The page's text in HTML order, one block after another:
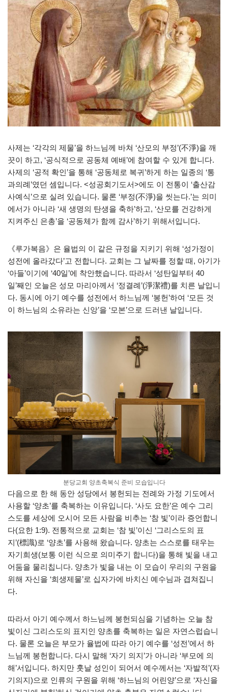
사제는 ‘각각의 제물’을 하느님께 바쳐 ‘산모의 부정’(不淨)을 깨
끗이 하고, ‘공식적으로 공동체 예배’에 참여할 수 있게 합니다.
사제의 ‘공적 확인’을 통해 ‘공동체로 복귀’하게 하는 일종의 ‘통
과의례’였던 셈입니다. <성공회기도서>에도 이 전통이 ‘출산감
사예식’으로 실려 있습니다. 물론 ‘부정(不淨)을 씻는다.’는 의미
에서가 아니라 ‘새 생명의 탄생을 축하’하고, ‘산모를 건강하게
지켜주신 은총’을 ‘공동체가 함께 감사’하기 위해서입니다.
《루가복음》은 율법의 이 같은 규정을 지키기 위해 ‘성가정이
성전에 올라갔다’고 전합니다. 교회는 그 날짜를 정할 때, 아기가
‘아들’이기에 ‘40일’에 착안했습니다. 따라서 ‘성탄일부터 40
일’째인 오늘은 성모 마리아께서 ‘정결례’(淨潔禮)를 치른 날입니
다. 동시에 아기 예수를 성전에서 하느님께 ‘봉헌’하여 ‘모든 것
이 하느님의 소유라는 신앙’을 ‘모본’으로 드러낸 날입니다.
분당교회 양초축복식 준비 모습입니다
다음으로 한 해 동안 성당에서 봉헌되는 전례와 가정 기도에서
사용할 ‘양초’를 축복하는 이유입니다. ‘사도 요한’은 예수 그리
스도를 세상에 오시어 모든 사람을 비추는 ‘참 빛’이라 증언합니
다(요한 1:9). 전통적으로 교회는 ‘참 빛’이신 ‘그리스도의 표
지’(標識)로 ‘양초’를 사용해 왔습니다. 양초는 스스로를 태우는
자기희생(보통 이런 식으로 의미주기 합니다)을 통해 빛을 내고
어둠을 물리칩니다. 양초가 빛을 내는 이 모습이 우리의 구원을
위해 자신을 ‘희생제물’로 십자가에 바치신 예수님과 겹쳐집니
다.
따라서 아기 예수께서 하느님께 봉헌되심을 기념하는 오늘 참
빛이신 그리스도의 표지인 양초를 축복하는 일은 자연스럽습니
다. 물론 오늘은 부모가 율법에 따라 아기 예수를 ‘성전’에서 하
느님께 봉헌합니다. 다시 말해 ‘자기 의지’가 아니라 ‘부모에 의
해’서입니다. 하지만 훗날 성인이 되어서 예수께서는 ‘자발적’(자
기의지)으로 인류의 구원을 위해 ‘하느님의 어린양’으로 ‘자신을